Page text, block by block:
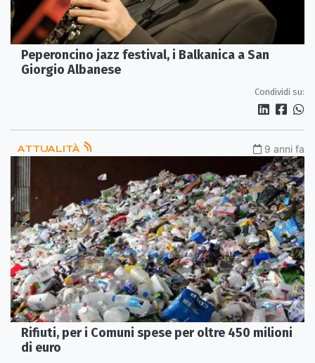
Peperoncino jazz festival, i Balkanica a San
Giorgio Albanese
Condividi su:
ATTUALITÀ 9 anni fa
Rifiuti, per i Comuni spese per oltre 450 milioni
di euro